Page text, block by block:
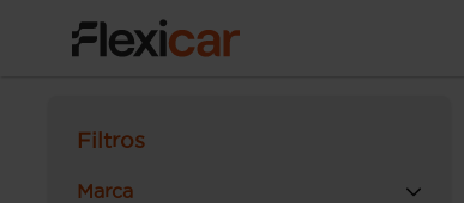
Filtros
Marca